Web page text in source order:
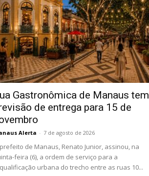
Gastronômica de Manaus tem
de entrega para 15 de
Alerta - 7 de agosto de 2026
de Manaus, Renato Junior, assinou, na
feira (6), a ordem de serviço para a
urbana do trecho entre as ruas 10...